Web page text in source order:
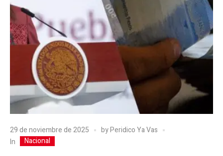
29 de noviembre de 2025 byPeridico Ya Vas
In
Nacional